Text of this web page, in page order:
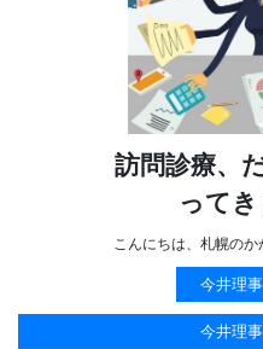
訪問診療、
ってき
こんにちは、札幌の
今井理
今井理